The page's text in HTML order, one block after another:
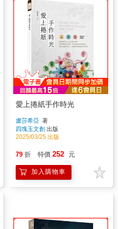
愛上捲紙手作時光
盧莎希亞 著
四塊玉文創 出版
2025/03/25 出版
79 折 特價 252 元
加入購物車